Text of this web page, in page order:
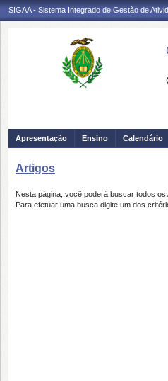
SIGAA - Sistema Integrado de Gestão de
Apresentação Ensino Calendário
Artigos
Nesta página, você poderá buscar todos
Para efetuar uma busca digite um dos